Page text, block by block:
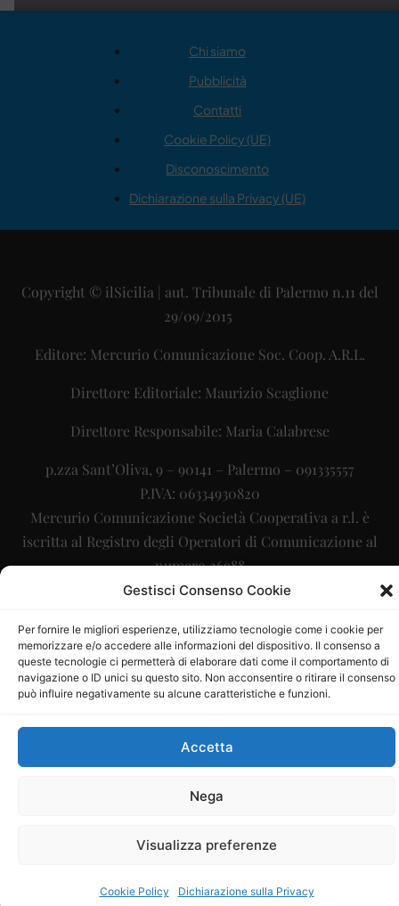
Gestisci Consenso Cookie
Per fornire le migliori esperienze, utilizziamo tecnologie come i cookie per
memorizzare e/o accedere alle informazioni del dispositivo. Il consenso a
queste tecnologie ci permetterà di elaborare dati come il comportamento di
navigazione o ID unici su questo sito. Non acconsentire o ritirare il consenso
può influire negativamente su alcune caratteristiche e funzioni.
Accetta
Nega
Visualizza preferenze
Cookie Policy Dichiarazione sulla Privacy
Chi siamo
Pubblicità
Contatti
Cookie Policy (UE)
Disconoscimento
Dichiarazione sulla Privacy (UE)
Copyright © ilSicilia | aut. Tribunale di Palermo n.11 del
29/09/2015
Editore: Mercurio Comunicazione Soc. Coop. A.R.L.
Direttore Editoriale: Maurizio Scaglione
Direttore Responsabile: Maria Calabrese
p.zza Sant’Oliva, 9 – 90141 – Palermo – 091335557
P.IVA: 06334930820
Mercurio Comunicazione Società Cooperativa a r.l. è
iscritta al Registro degli Operatori di Comunicazione al
numero 26988